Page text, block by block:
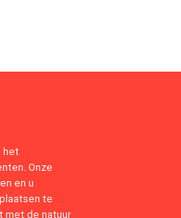
het
Onze
en u
te
met de natuur